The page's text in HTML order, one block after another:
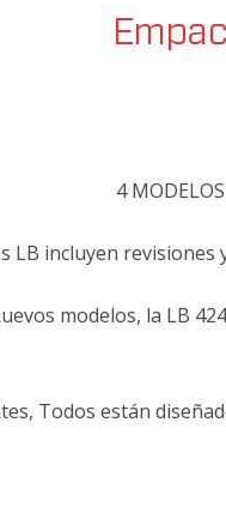
4
LB incluyen
modelos, la LB
Todos están